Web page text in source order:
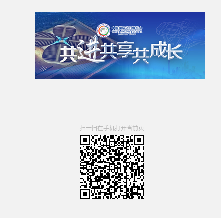
扫一扫在手机打开当前页